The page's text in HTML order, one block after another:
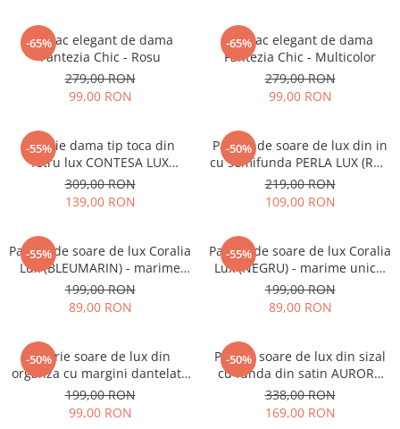
-65%
Rucsac elegant de dama
Fantezia Chic - Rosu
279,00 RON
99,00 RON
-65%
Rucsac elegant de dama
Fantezia Chic - Multicolor
279,00 RON
99,00 RON
-55%
Palarie dama tip toca din
fetru lux CONTESA LUX
(GRENA) - marime unica,
reglabila
309,00 RON
139,00 RON
-50%
Palarie de soare de lux din in
cu semifunda PERLA LUX (ROZ
perlat) - marime unica,
reglabila
219,00 RON
109,00 RON
-55%
Palarie de soare de lux Coralia
Lux (BLEUMARIN) - marime
unica, reglabila
199,00 RON
89,00 RON
-55%
Palarie de soare de lux Coralia
Lux (NEGRU) - marime unica,
reglabila
199,00 RON
89,00 RON
-50%
Palarie soare de lux din
organza cu margini dantelate
SPLENDOR LUX (NEGRU) -
marime unica, reglabila
199,00 RON
99,00 RON
-50%
Palarie soare de lux din sizal
cu funda din satin AURORA
LUX (GRENA) - marime unica,
reglabila
338,00 RON
169,00 RON